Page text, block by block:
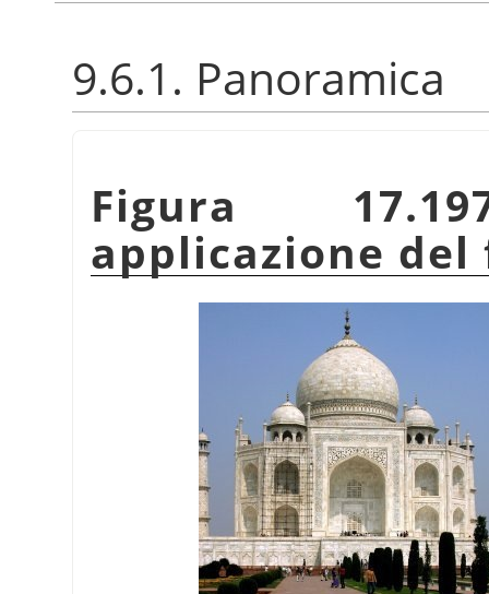
9.6.1. Panoramica
Figura
applicazione